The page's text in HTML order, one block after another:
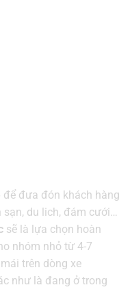
đưa đón khách hàng
sạn, du lich, đám cưới…
sẽ là lựa chọn hoàn
nhóm nhỏ từ 4-7
trên dòng xe
như là đang ở trong